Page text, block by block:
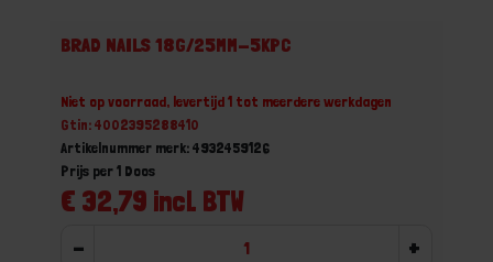
BRAD NAILS 18G/25MM-5KPC
Niet op voorraad, levertijd 1 tot meerdere werkdagen
Gtin: 4002395288410
Artikelnummer merk: 4932459126
€ 32,79 incl. BTW
Prijs per 1 Doos
- +